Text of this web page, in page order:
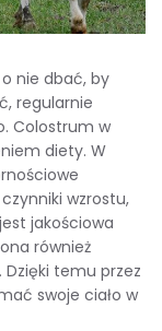
nie dbać, by
regularnie
Colostrum w
diety. W
wzrostu,
jakościowa
również
temu przez
swoje ciało w